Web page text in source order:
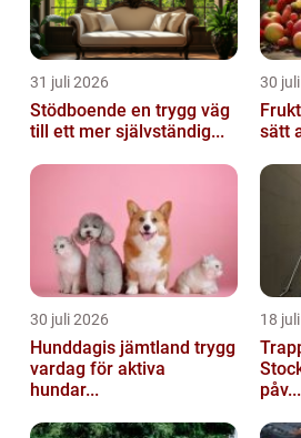
31 juli 2026
Stödboende en trygg väg
till ett mer självständig...
30
sätt
30 juli 2026
Hunddagis jämtland trygg
vardag för aktiva
hundar...
18
påv...